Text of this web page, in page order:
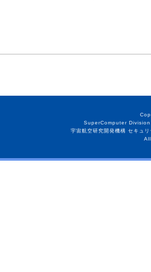
SuperComputer
宇宙航空研究開発機構 セキュ